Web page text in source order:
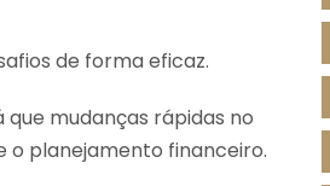
de forma eficaz.
que mudanças rápidas no
o planejamento financeiro.